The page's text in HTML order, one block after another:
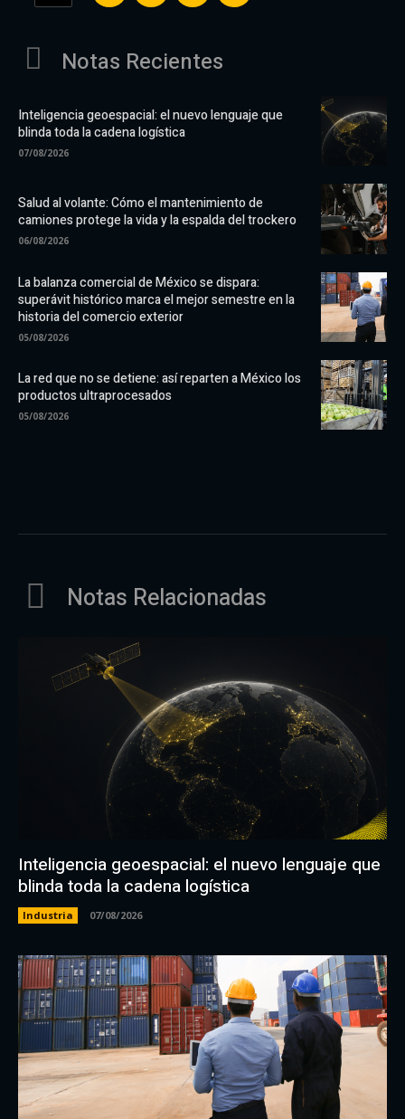
Notas Recientes
Inteligencia geoespacial: el nuevo lenguaje que
blinda toda la cadena logística
07/08/2026
Salud al volante: Cómo el mantenimiento de
camiones protege la vida y la espalda del trockero
06/08/2026
La balanza comercial de México se dispara:
superávit histórico marca el mejor semestre en la
historia del comercio exterior
05/08/2026
La red que no se detiene: así reparten a México los
productos ultraprocesados
05/08/2026
Notas Relacionadas
Inteligencia geoespacial: el nuevo lenguaje que
blinda toda la cadena logística
Industria 07/08/2026